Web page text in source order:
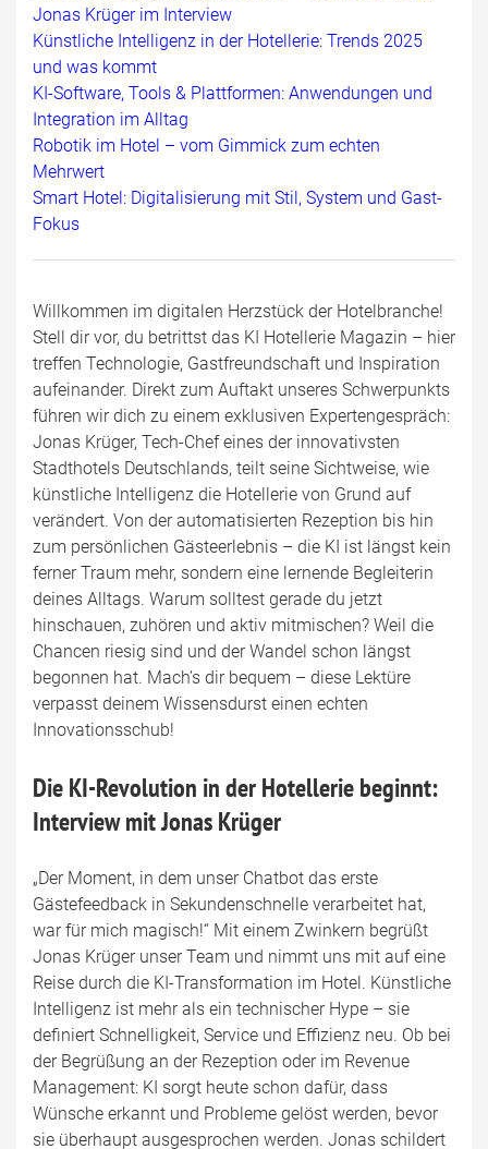
Jonas Krüger im Interview
Künstliche Intelligenz in der Hotellerie: Trends 2025
und was kommt
KI-Software, Tools & Plattformen: Anwendungen und
Integration im Alltag
Robotik im Hotel – vom Gimmick zum echten
Mehrwert
Smart Hotel: Digitalisierung mit Stil, System und Gast-
Fokus
Willkommen im digitalen Herzstück der Hotelbranche!
Stell dir vor, du betrittst das KI Hotellerie Magazin – hier
treffen Technologie, Gastfreundschaft und Inspiration
aufeinander. Direkt zum Auftakt unseres Schwerpunkts
führen wir dich zu einem exklusiven Expertengespräch:
Jonas Krüger, Tech-Chef eines der innovativsten
Stadthotels Deutschlands, teilt seine Sichtweise, wie
künstliche Intelligenz die Hotellerie von Grund auf
verändert. Von der automatisierten Rezeption bis hin
zum persönlichen Gästeerlebnis – die KI ist längst kein
ferner Traum mehr, sondern eine lernende Begleiterin
deines Alltags. Warum solltest gerade du jetzt
hinschauen, zuhören und aktiv mitmischen? Weil die
Chancen riesig sind und der Wandel schon längst
begonnen hat. Mach’s dir bequem – diese Lektüre
verpasst deinem Wissensdurst einen echten
Innovationsschub!
Die KI-Revolution in der Hotellerie beginnt:
Interview mit Jonas Krüger
„Der Moment, in dem unser Chatbot das erste
Gästefeedback in Sekundenschnelle verarbeitet hat,
war für mich magisch!“ Mit einem Zwinkern begrüßt
Jonas Krüger unser Team und nimmt uns mit auf eine
Reise durch die KI-Transformation im Hotel. Künstliche
Intelligenz ist mehr als ein technischer Hype – sie
definiert Schnelligkeit, Service und Effizienz neu. Ob bei
der Begrüßung an der Rezeption oder im Revenue
Management: KI sorgt heute schon dafür, dass
Wünsche erkannt und Probleme gelöst werden, bevor
sie überhaupt ausgesprochen werden. Jonas schildert